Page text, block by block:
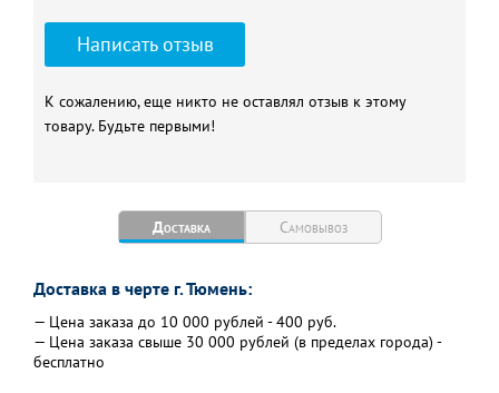
Написать отзыв
К сожалению, еще никто не оставлял отзыв к этому
товару. Будьте первыми!
Доставка Самовывоз
Доставка в черте г. Тюмень:
— Цена заказа до 10 000 рублей - 400 руб.
— Цена заказа свыше 30 000 рублей (в пределах города) -
бесплатно